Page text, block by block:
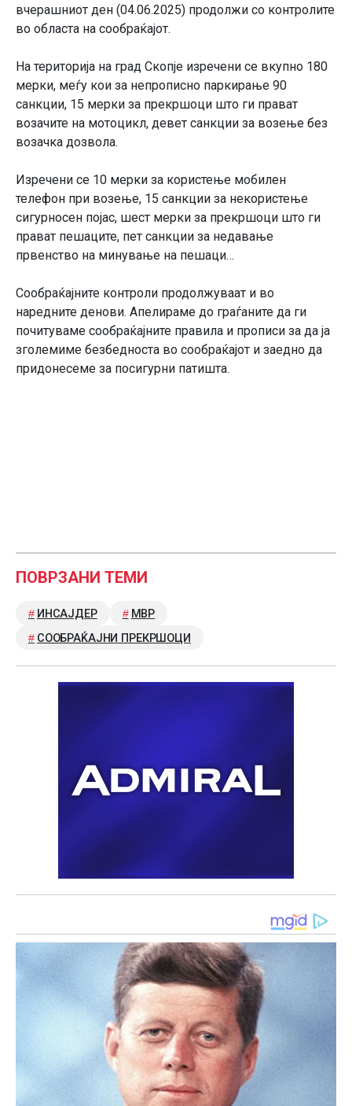
вчерашниот ден (04.06.2025) продолжи со контролите
во областа на сообраќајот.
На територија на град Скопје изречени се вкупно 180
мерки, меѓу кои за непрописно паркирање 90
санкции, 15 мерки за прекршоци што ги прават
возачите на мотоцикл, девет санкции за возење без
возачка дозвола.
Изречени се 10 мерки за користење мобилен
телефон при возење, 15 санкции за некористење
сигурносен појас, шест мерки за прекршоци што ги
прават пешаците, пет санкции за недавање
првенство на минување на пешаци…
Сообраќајните контроли продолжуваат и во
наредните денови. Апелираме до граѓаните да ги
почитуваме сообраќајните правила и прописи за да ја
зголемиме безбедноста во сообраќајот и заедно да
придонесеме за посигурни патишта.
ПОВРЗАНИ ТЕМИ
ИНСАЈДЕР
МВР
СООБРАЌАЈНИ ПРЕКРШОЦИ